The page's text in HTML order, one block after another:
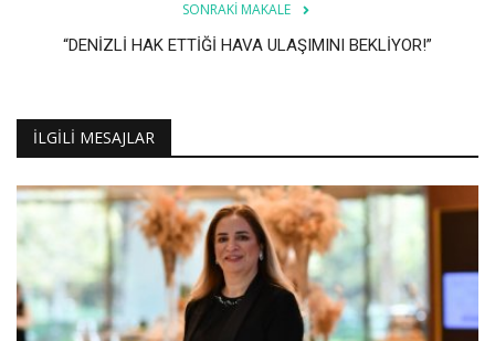
SONRAKI MAKALE
“DENİZLİ HAK ETTİĞİ HAVA ULAŞIMINI BEKLİYOR!”
İLGILI MESAJLAR